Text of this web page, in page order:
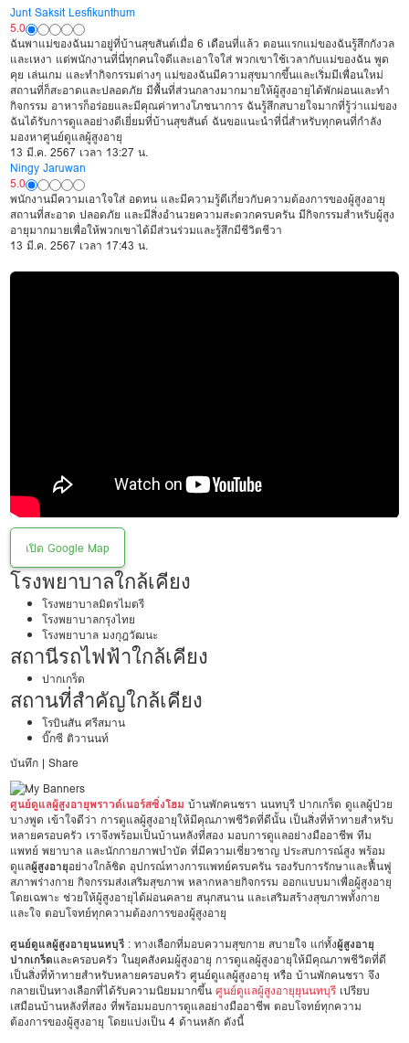
Junt Saksit Lesfikunthum
5.0
ฉันพาแม่ของฉันมาอยู่ที่บ้านสุขสันต์เมื่อ 6 เดือนที่แล้ว ตอนแรกแม่ของฉันรู้สึกกังวล
และเหงา แต่พนักงานที่นี่ทุกคนใจดีและเอาใจใส่ พวกเขาใช้เวลากับแม่ของฉัน พูด
คุย เล่นเกม และทำกิจกรรมต่างๆ แม่ของฉันมีความสุขมากขึ้นและเริ่มมีเพื่อนใหม่
สถานที่ก็สะอาดและปลอดภัย มีพื้นที่ส่วนกลางมากมายให้ผู้สูงอายุได้พักผ่อนและทำ
กิจกรรม อาหารก็อร่อยและมีคุณค่าทางโภชนาการ ฉันรู้สึกสบายใจมากที่รู้ว่าแม่ของ
ฉันได้รับการดูแลอย่างดีเยี่ยมที่บ้านสุขสันต์ ฉันขอแนะนำที่นี่สำหรับทุกคนที่กำลัง
มองหาศูนย์ดูแลผู้สูงอายุ
13 มี.ค. 2567 เวลา 13:27 น.
Ningy Jaruwan
5.0
พนักงานมีความเอาใจใส่ อดทน และมีความรู้ดีเกี่ยวกับความต้องการของผู้สูงอายุ
สถานที่สะอาด ปลอดภัย และมีสิ่งอำนวยความสะดวกครบครัน มีกิจกรรมสำหรับผู้สูง
อายุมากมายเพื่อให้พวกเขาได้มีส่วนร่วมและรู้สึกมีชีวิตชีวา
13 มี.ค. 2567 เวลา 17:43 น.
เปิด Google Map
โรงพยาบาลใกล้เคียง
โรงพยาบาลมิตรไมตรี
โรงพยาบาลกรุงไทย
โรงพยาบาล มงกุฎวัฒนะ
สถานีรถไฟฟ้าใกล้เคียง
ปากเกร็ด
สถานที่สำคัญใกล้เคียง
โรบินสัน ศรีสมาน
บิ๊กซี ติวานนท์
บันทึก | Share
ศูนย์ดูแลผู้สูงอายุพราวด์เนอร์สซิ่งโฮมบ้านพักคนชรา นนทบุรี ปากเกร็ด ดูแลผู้ป่วย
บางพูด เข้าใจดีว่า การดูแลผู้สูงอายุให้มีคุณภาพชีวิตที่ดีนั้น เป็นสิ่งที่ท้าทายสำหรับ
หลายครอบครัว เราจึงพร้อมเป็นบ้านหลังที่สอง มอบการดูแลอย่างมืออาชีพ ทีม
แพทย์ พยาบาล และนักกายภาพบำบัด ที่มีความเชี่ยวชาญ ประสบการณ์สูง พร้อม
ดูแลผู้สูงอายุอย่างใกล้ชิด อุปกรณ์ทางการแพทย์ครบครัน รองรับการรักษาและฟื้นฟู
สภาพร่างกาย กิจกรรมส่งเสริมสุขภาพ หลากหลายกิจกรรม ออกแบบมาเพื่อผู้สูงอายุ
โดยเฉพาะ ช่วยให้ผู้สูงอายุได้ผ่อนคลาย สนุกสนาน และเสริมสร้างสุขภาพทั้งกาย
และใจ ตอบโจทย์ทุกความต้องการของผู้สูงอายุ
ศูนย์ดูแลผู้สูงอายุนนทบุรี : ทางเลือกที่มอบความสุขกาย สบายใจ แก่ทั้งผู้สูงอายุ
ปากเกร็ดและครอบครัว ในยุคสังคมผู้สูงอายุ การดูแลผู้สูงอายุให้มีคุณภาพชีวิตที่ดี
เป็นสิ่งที่ท้าทายสำหรับหลายครอบครัว ศูนย์ดูแลผู้สูงอายุ หรือ บ้านพักคนชรา จึง
กลายเป็นทางเลือกที่ได้รับความนิยมมากขึ้นศูนย์ดูแลผู้สูงอายุยุนนทบุรี เปรียบ
เสมือนบ้านหลังที่สอง ที่พร้อมมอบการดูแลอย่างมืออาชีพ ตอบโจทย์ทุกความ
ต้องการของผู้สูงอายุ โดยแบ่งเป็น 4 ด้านหลัก ดังนี้